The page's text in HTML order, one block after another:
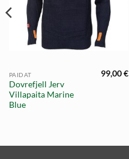
PAIDAT
Dovrefjell Jerv
Villapaita Marine
Blue
99,00€
€.